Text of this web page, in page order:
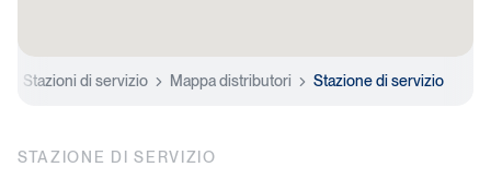
Stazioni di servizio Mappa distributori Stazione di servizio
STAZIONE DI SERVIZIO